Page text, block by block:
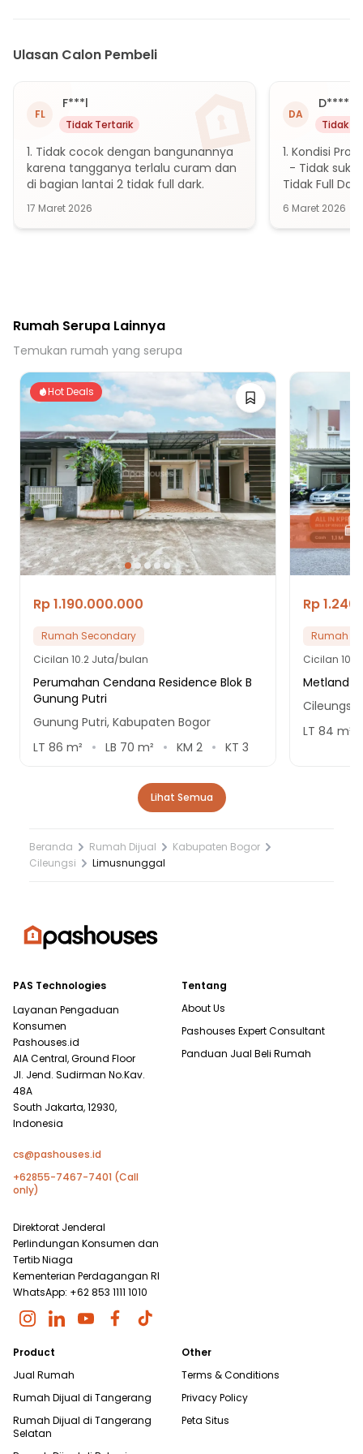
20 menit ke Gerbang Tol Jatikarya 2
25 menit ke Gerbang Tol Cimanggis 5
25 menit ke Stasiun Ciracas
25 menit ke Stasiun Kampung Rambutan
Ulasan Calon Pembeli
FL
F***l
Tidak Tertarik
1. Tidak cocok dengan bangunannya
karena tangganya terlalu curam dan
di bagian lantai 2 tidak full dark.
17 Maret 2026
DA
Tidak
1. Kondisi
- Tidak
Tidak Full Dak
6 Maret 2026
Rumah Serupa Lainnya
Temukan rumah yang serupa
Hot Deals
Rp 1.190.000.000
Rumah Secondary
Cicilan 10.2 Juta/bulan
Perumahan Cendana Residence Blok B
Gunung Putri
Gunung Putri, Kabupaten Bogor
LT 86 m² LB 70 m² KM 2 KT 3
Rp
Rumah
Cicilan
Metland
Cileungsi,
LT 84 m²
Lihat Semua
Beranda Rumah Dijual
Kabupaten Bogor
Cileungsi
Limusnunggal
PAS Technologies
Layanan Pengaduan
Konsumen
Pashouses.id
AIA Central, Ground Floor
Jl. Jend. Sudirman No.Kav.
48A
South Jakarta, 12930,
Indonesia
cs@pashouses.id
+62855-7467-7401 (Call
only)
Direktorat Jenderal
Perlindungan Konsumen dan
Tertib Niaga
Kementerian Perdagangan RI
WhatsApp: +62 853 1111 1010
Tentang
About Us
Pashouses Expert Consultant
Panduan Jual Beli Rumah
Product
Jual Rumah
Rumah Dijual di Tangerang
Rumah Dijual di Tangerang
Selatan
Other
Terms & Conditions
Privacy Policy
Peta Situs